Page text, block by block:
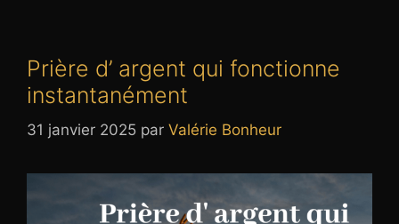
Prière d’ argent qui fonctionne
instantanément
31 janvier 2025 par Valérie Bonheur